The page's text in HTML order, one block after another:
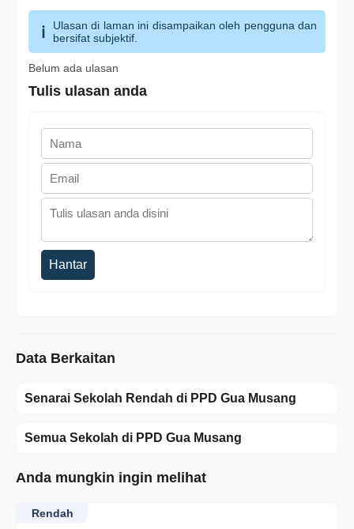
Ulasan di laman ini disampaikan oleh pengguna dan
bersifat subjektif.
Belum ada ulasan
Tulis ulasan anda
Hantar
Data Berkaitan
Senarai Sekolah Rendah di PPD Gua Musang
Semua Sekolah di PPD Gua Musang
Anda mungkin ingin melihat
Rendah